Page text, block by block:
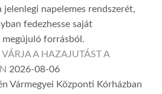
napelemes rendszerét,
fedezhesse saját
forrásból.
A HAZAJUTÁST A
2026-08-06
Vármegyei Központi Kórházban